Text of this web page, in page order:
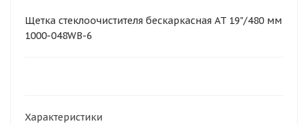
Щетка стеклоочистителя бескаркасная AT 19"/480 мм
1000-048WB-6
Характеристики